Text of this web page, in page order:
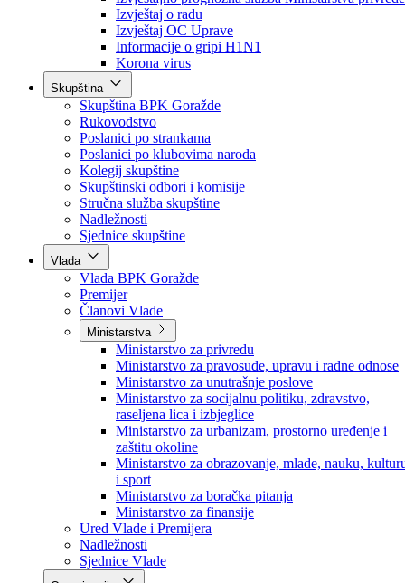
Obavještenja i izvještaji
Obavještenja Vlade
Izvještajno prognozna služba Ministarstva privrede
Izvještaj o radu
Izvještaj OC Uprave
Informacije o gripi H1N1
Korona virus
Skupština
Skupština BPK Goražde
Rukovodstvo
Poslanici po strankama
Poslanici po klubovima naroda
Kolegij skupštine
Skupštinski odbori i komisije
Stručna služba skupštine
Nadležnosti
Sjednice skupštine
Vlada
Vlada BPK Goražde
Premijer
Članovi Vlade
Ministarstva
Ministarstvo za privredu
Ministarstvo za pravosuđe, upravu i radne odnose
Ministarstvo za unutrašnje poslove
Ministarstvo za socijalnu politiku, zdravstvo,
raseljena lica i izbjeglice
Ministarstvo za urbanizam, prostorno uređenje i
zaštitu okoline
Ministarstvo za obrazovanje, mlade, nauku,
i sport
Ministarstvo za boračka pitanja
Ministarstvo za finansije
Ured Vlade i Premijera